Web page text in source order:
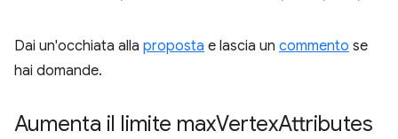
Dai un'occhiata alla proposta e lascia un commento se
hai domande.
Aumenta il limite maxVertexAttributes